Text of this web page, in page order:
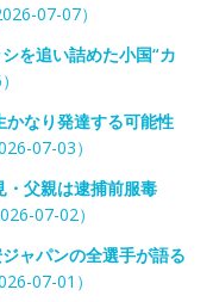
07-07）
を追い詰めた小国“カ
なり発達する可能性
07-03）
父親は逮捕前服毒
07-02）
パンの全選手が語る
07-01）